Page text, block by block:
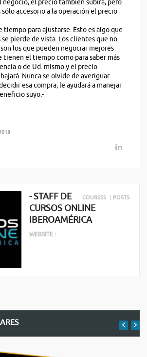
negocio, el precio también subirá, pero
sólo accesorio a la operación el precio
tiempo para ajustarse. Esto es algo que
se pierde de vista. Los clientes que no
los que pueden negociar mejores
tienen el tiempo como para saber más
o de Ud. mismo y el precio
Nunca se olvide de averiguar
esa compra, le ayudará a manejar
suyo.-
POSTS
|
COURSES
- STAFF DE
CURSOS ONLINE
IBEROAMÉRICA
WEBSITE :